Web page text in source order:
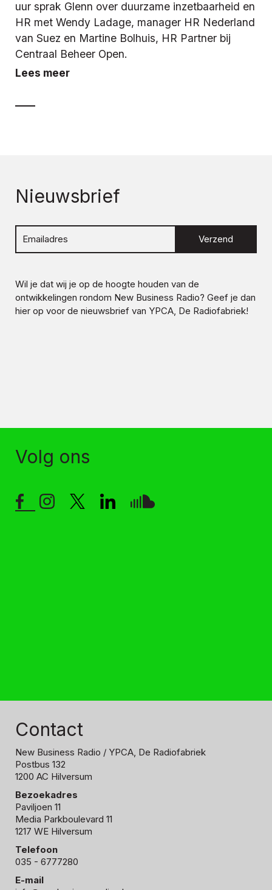
uur sprak Glenn over duurzame inzetbaarheid en
HR met Wendy Ladage, manager HR Nederland
van Suez en Martine Bolhuis, HR Partner bij
Centraal Beheer Open.
Lees meer
Nieuwsbrief
Verzend
Wil je dat wij je op de hoogte houden van de
ontwikkelingen rondom New Business Radio? Geef je dan
hier op voor de nieuwsbrief van YPCA, De Radiofabriek!
Volg ons
Contact
New Business Radio / YPCA, De Radiofabriek
Postbus 132
1200 AC Hilversum
Bezoekadres
Paviljoen 11
Media Parkboulevard 11
1217 WE Hilversum
Telefoon
035 - 6777280
E-mail